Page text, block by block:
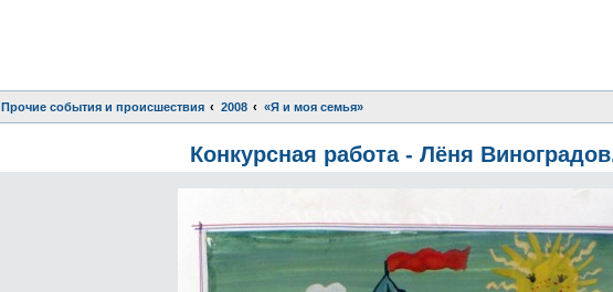
Прочие события и происшествия 2008 «Я и моя семья»
Конкурсная работа - Лёня